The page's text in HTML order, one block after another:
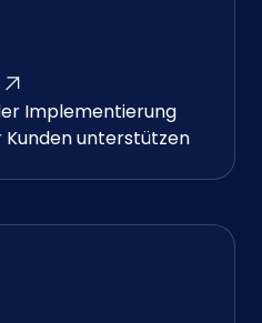
Implementierung
Kunden unterstützen